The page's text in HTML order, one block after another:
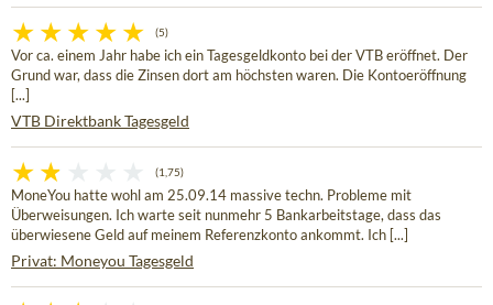
(5)
Vor ca. einem Jahr habe ich ein Tagesgeldkonto bei der VTB eröffnet. Der
Grund war, dass die Zinsen dort am höchsten waren. Die Kontoeröffnung
[...]
VTB Direktbank Tagesgeld
(1,75)
MoneYou hatte wohl am 25.09.14 massive techn. Probleme mit
Überweisungen. Ich warte seit nunmehr 5 Bankarbeitstage, dass das
überwiesene Geld auf meinem Referenzkonto ankommt. Ich [...]
Privat: Moneyou Tagesgeld